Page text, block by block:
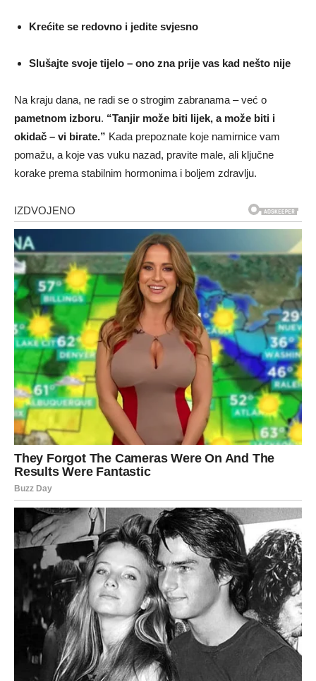
Krećite se redovno i jedite svjesno
Slušajte svoje tijelo – ono zna prije vas kad nešto nije
Na kraju dana, ne radi se o strogim zabranama – već o
pametnom izboru. “Tanjir može biti lijek, a može biti i
okidač – vi birate.” Kada prepoznate koje namirnice vam
pomažu, a koje vas vuku nazad, pravite male, ali ključne
korake prema stabilnim hormonima i boljem zdravlju.